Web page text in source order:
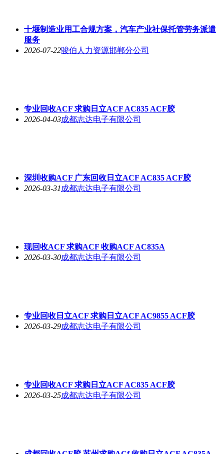
十堰制造业用工合规方案，汽车产业社保托管劳务派遣
服务
2026-07-22骏伯人力资源邯郸分公司
专业回收ACF 求购日立ACF AC835 ACF胶
2026-04-03成都志达电子有限公司
深圳收购ACF 广东回收日立ACF AC835 ACF胶
2026-03-31 成都志达电子有限公司
现回收ACF 求购ACF 收购ACF AC835A
2026-03-30成都志达电子有限公司
专业回收日立ACF 求购日立ACF AC9855 ACF胶
2026-03-29成都志达电子有限公司
专业回收ACF 求购日立ACF AC835 ACF胶
2026-03-25成都志达电子有限公司